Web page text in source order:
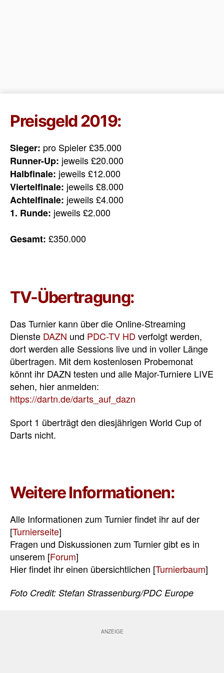
Preisgeld 2019:
Sieger: pro Spieler £35.000
Runner-Up: jeweils £20.000
Halbfinale: jeweils £12.000
Viertelfinale: jeweils £8.000
Achtelfinale: jeweils £4.000
1. Runde: jeweils £2.000
Gesamt: £350.000
TV-Übertragung:
Das Turnier kann über die Online-Streaming
Dienste DAZN und PDC-TV HD verfolgt werden,
dort werden alle Sessions live und in voller Länge
übertragen. Mit dem kostenlosen Probemonat
könnt ihr DAZN testen und alle Major-Turniere LIVE
sehen, hier anmelden:
https://dartn.de/darts_auf_dazn
Sport 1 überträgt den diesjährigen World Cup of
Darts nicht.
Weitere Informationen:
Alle Informationen zum Turnier findet ihr auf der
[Turnierseite]
Fragen und Diskussionen zum Turnier gibt es in
unserem [Forum]
Hier findet ihr einen übersichtlichen [Turnierbaum]
Foto Credit: Stefan Strassenburg/PDC Europe